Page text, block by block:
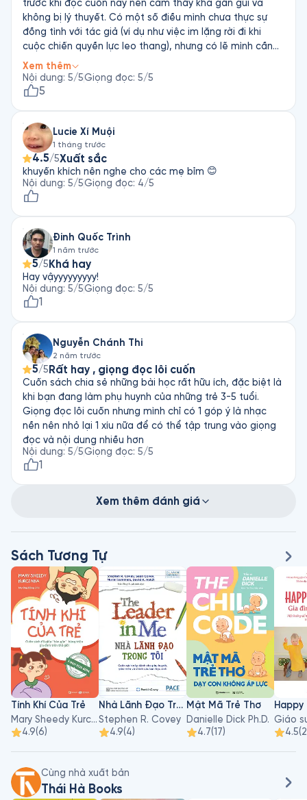
trước khi đọc cuốn này nên cảm thấy khá gần gũi và
không bị lý thuyết. Có một số điều mình chưa thực sự
đồng tình với tác giả (ví dụ như việc im lặng rời đi khi
cuộc chiến quyền lực leo thang), nhưng có lẽ mình cần
thời gian và thực hành để thực sự đánh giá được cách
làm của tác giả là đúng hay sai. Mình thích cách tác giả
xây dựng phương pháp dựa trên quan điểm rằng những
được đáp ứng. Các chương sau của cuốn sách rất hay.
Sẽ tốt hơn nếu có thêm nhiều ví dụ hơn nữa. Cảm ơn tác
giả, mình sẽ đọc lại vài lần.
Xem thêm
Nội dung: 5/5Giọng đọc: 5/5
5
Lucie Xí Muội
1 tháng trước
4.5/5Xuất sắc
khuyến khích nên nghe cho các mẹ bỉm 😊
Nội dung: 5/5Giọng đọc: 4/5
Đinh Quốc Trình
1 năm trước
5/5 Khá hay
Hay vậyyyyyyyyy!
Nội dung: 5/5Giọng đọc: 5/5
1
Nguyễn Chánh Thi
2 năm trước
5/5 Rất hay , giọng đọc lôi cuốn
Cuốn sách chia sẻ những bài học rất hữu ích, đặc biệt là
khi bạn đang làm phụ huynh của những trẻ 3-5 tuổi.
Giọng đọc lôi cuốn nhưng mình chỉ có 1 góp ý là nhạc
nền nên nhỏ lại 1 xíu nữa để có thể tập trung vào giọng
đọc và nội dung nhiều hơn
Nội dung: 5/5Giọng đọc: 5/5
1
Xem thêm đánh giá
Sách Tương Tự
Tính Khí Của Trẻ
Mary Sheedy Kurcinka
4.9(6)
Nhà Lãnh Đạo Trong Tôi
Stephen R. Covey
4.9(4)
Mật Mã Trẻ Thơ
Danielle Dick Ph.D.
4.7(17) 4.5(
Cùng nhà xuất bản
Thái Hà Books